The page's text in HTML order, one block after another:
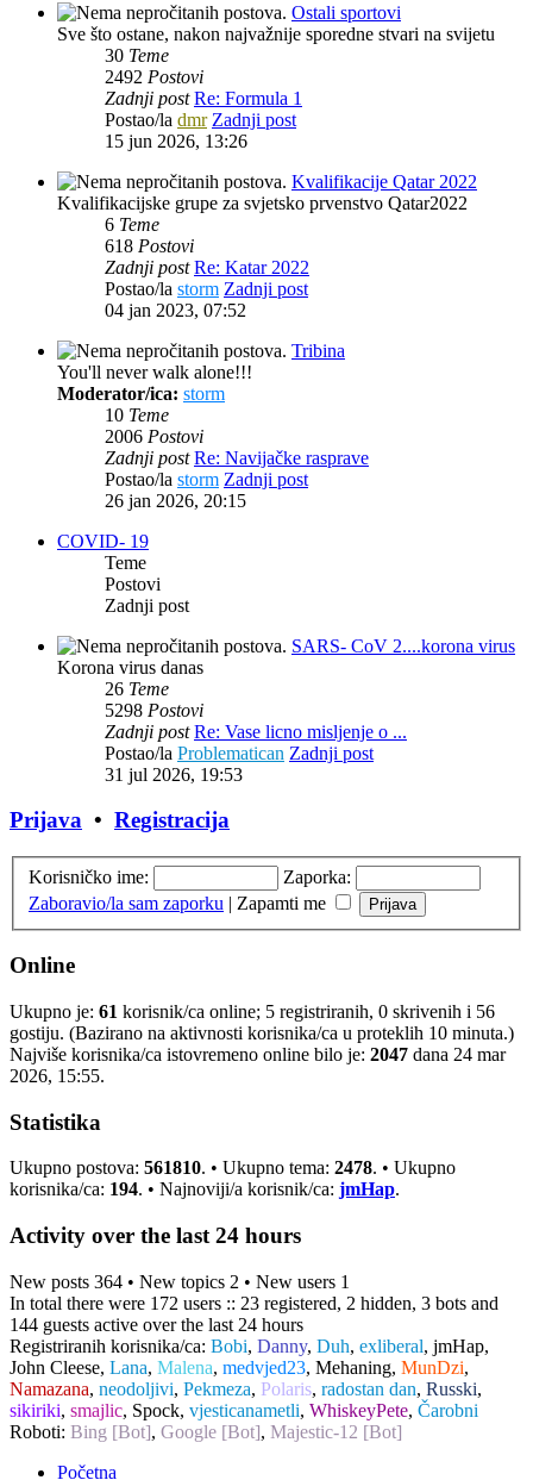
Ostali sportovi
Sve što ostane, nakon najvažnije sporedne stvari na svijetu
30 Teme
2492 Postovi
Zadnji post Re: Formula 1
Postao/la dmr Zadnji post
15 jun 2026, 13:26
Kvalifikacije Qatar 2022
Kvalifikacijske grupe za svjetsko prvenstvo Qatar2022
6 Teme
618 Postovi
Zadnji post Re: Katar 2022
Postao/la storm Zadnji post
04 jan 2023, 07:52
Tribina
You'll never walk alone!!!
Moderator/ica: storm
10 Teme
2006 Postovi
Zadnji post Re: Navijačke rasprave
Postao/la storm Zadnji post
26 jan 2026, 20:15
COVID- 19
Teme
Postovi
Zadnji post
SARS- CoV 2....korona virus
Korona virus danas
26 Teme
5298 Postovi
Zadnji post Re: Vase licno misljenje o ...
Postao/la Problematican Zadnji post
31 jul 2026, 19:53
Prijava • Registracija
Korisničko ime:
Zaporka:
Zaboravio/la sam zaporku | Zapamti me
Online
Ukupno je: 61 korisnik/ca online; 5 registriranih, 0 skrivenih i 56
gostiju. (Bazirano na aktivnosti korisnika/ca u proteklih 10 minuta.)
Najviše korisnika/ca istovremeno online bilo je: 2047 dana 24 mar
2026, 15:55.
Statistika
Ukupno postova: 561810. • Ukupno tema: 2478. • Ukupno
korisnika/ca: 194. • Najnoviji/a korisnik/ca: jmHap.
Activity over the last 24 hours
New posts 364 • New topics 2 • New users 1
In total there were 172 users :: 23 registered, 2 hidden, 3 bots and
144 guests active over the last 24 hours
Registriranih korisnika/ca: Bobi, Danny, Duh, exliberal, jmHap,
John Cleese, Lana, Malena, medvjed23, Mehaning, MunDzi,
Namazana, neodoljivi, Pekmeza, Polaris, radostan dan, Russki,
sikiriki, smajlic, Spock, vjesticanametli, WhiskeyPete, Čarobni
Roboti: Bing [Bot], Google [Bot], Majestic-12 [Bot]
Početna